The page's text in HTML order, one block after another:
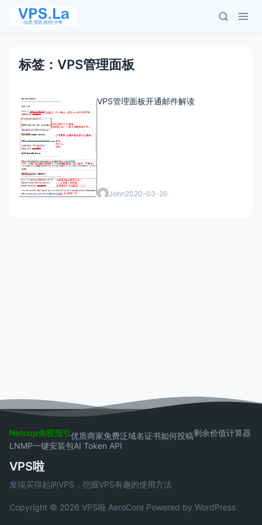
标签：VPS管理面板
VPS管理面板开通邮件解读
John2020-03-26
Netcup免税指引优质商家免费泛域名证书如何投稿剩余价值计算器
LNMP一键安装包AI Token API
VPS啦
发现买得起的VPS，挖掘VPS有趣的使用方法
Copyright © 2026 VPS啦 AeroCore Powered by WordPress